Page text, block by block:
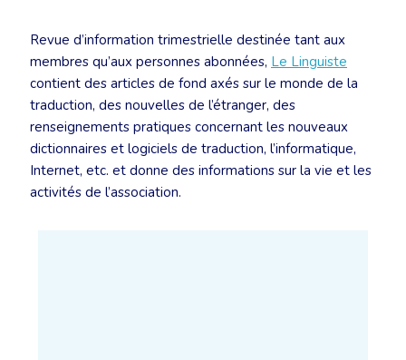
Revue d’information trimestrielle destinée tant aux
membres qu’aux personnes abonnées, Le Linguiste
contient des articles de fond axés sur le monde de la
traduction, des nouvelles de l’étranger, des
renseignements pratiques concernant les nouveaux
dictionnaires et logiciels de traduction, l’informatique,
Internet, etc. et donne des informations sur la vie et les
activités de l’association.